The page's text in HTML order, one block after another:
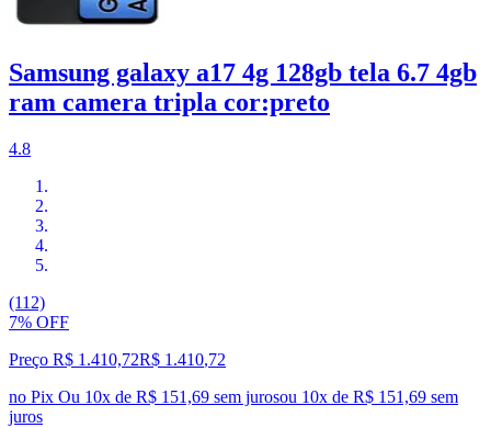
Samsung galaxy a17 4g 128gb tela 6.7 4gb
ram camera tripla cor:preto
4.8
(112)
7% OFF
Preço R$ 1.410,72R$ 1.410,72
no Pix Ou 10x de R$ 151,69 sem jurosou 10x de R$ 151,69 sem
juros